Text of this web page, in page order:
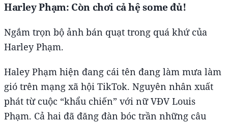
Harley Phạm: Còn chơi cả hệ some đủ!
Ngắm trọn bộ ảnh bán quạt trong quá khứ của
Harley Phạm.
Haley Phạm hiện đang cái tên đang làm mưa làm
gió trên mạng xã hội TikTok. Nguyên nhân xuất
phát từ cuộc “khẩu chiến” với nữ VĐV Louis
Phạm. Cả hai đã đăng đàn bóc trần những câu